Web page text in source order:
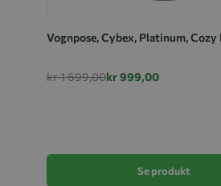
Vognpose, Cybex, Platinum, Cozy
kr 1 699,00kr 999,00
Se produkt